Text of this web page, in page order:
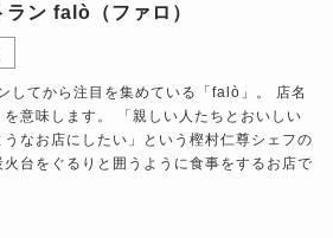
ン falò（ファロ）
してから注目を集めている「falò」。 店名
意味します。 「親しい人たちとおいしい
なお店にしたい」という樫村仁尊シェフの
台をぐるりと囲うように食事をするお店で